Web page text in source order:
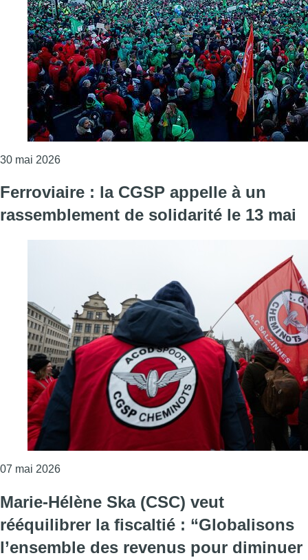
30 mai 2026Consulter l'article "Le syndicat libéral CGSLB
Ferroviaire : la CGSP appelle à un
rassemblement de solidarité le 13 mai
07 mai 2026Consulter l'article "Ferroviaire : la CGSP appelle
Marie-Hélène Ska (CSC) veut
rééquilibrer la fiscaltié : “Globalisons
l’ensemble des revenus pour diminuer